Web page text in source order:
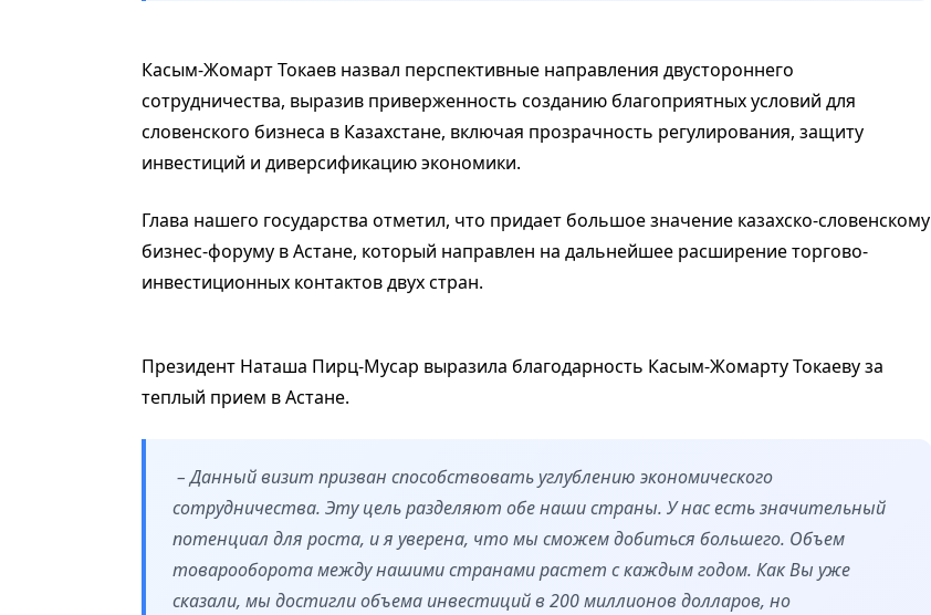
Касым-Жомарт Токаев назвал перспективные направления двустороннего
сотрудничества, выразив приверженность созданию благоприятных условий для
словенского бизнеса в Казахстане, включая прозрачность регулирования, защиту
инвестиций и диверсификацию экономики.
Глава нашего государства отметил, что придает большое значение казахско-словенскому
бизнес-форуму в Астане, который направлен на дальнейшее расширение торгово-
инвестиционных контактов двух стран.
Президент Наташа Пирц-Мусар выразила благодарность Касым-Жомарту Токаеву за
теплый прием в Астане.
– Данный визит призван способствовать углублению экономического
сотрудничества. Эту цель разделяют обе наши страны. У нас есть значительный
потенциал для роста, и я уверена, что мы сможем добиться большего. Объем
товарооборота между нашими странами растет с каждым годом. Как Вы уже
сказали, мы достигли объема инвестиций в 200 миллионов долларов, но